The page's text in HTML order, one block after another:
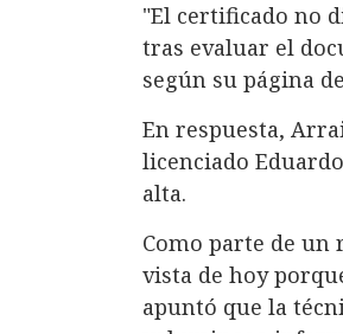
"El certificado no
tras evaluar el
según su página
En respuesta,
licenciado
alta.
Como parte de un
vista de hoy
apuntó que la